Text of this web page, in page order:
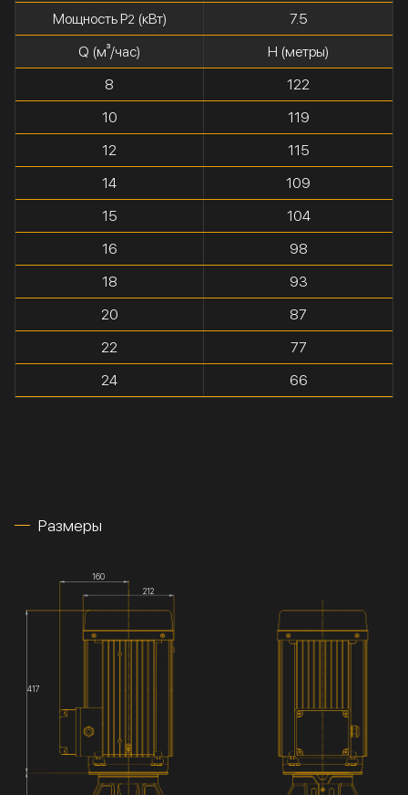
Мощность P2(кВт)
7.5
Q (м³/час)
H (метры)
8
122
10
119
12
115
14
109
15
104
16
98
18
93
20
87
22
77
24
66
Размеры
160
212
417